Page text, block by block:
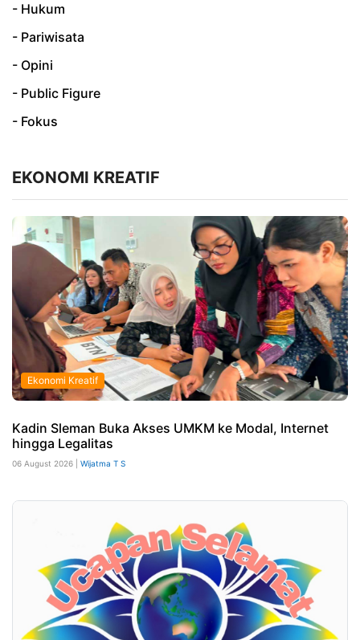
- Hukum
- Pariwisata
- Opini
- Public Figure
- Fokus
EKONOMI KREATIF
Ekonomi Kreatif
Kadin Sleman Buka Akses UMKM ke Modal, Internet
hingga Legalitas
06 August 2026 | Wijatma T S